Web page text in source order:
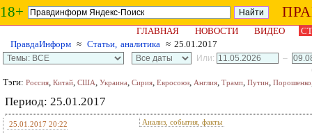
18+
ГЛАВНАЯ НОВОСТИ ВИДЕО
ПравдаИнформ ≈ Статьи, аналитика ≈ 25.01.2017
Или:
–
Тэги: Россия, Китай, США, Украина, Сирия, Евросоюз, Англия, Трамп, Путин, Порошенко
Период: 25.01.2017
25.01.2017 20:22 Анализ, события, факты